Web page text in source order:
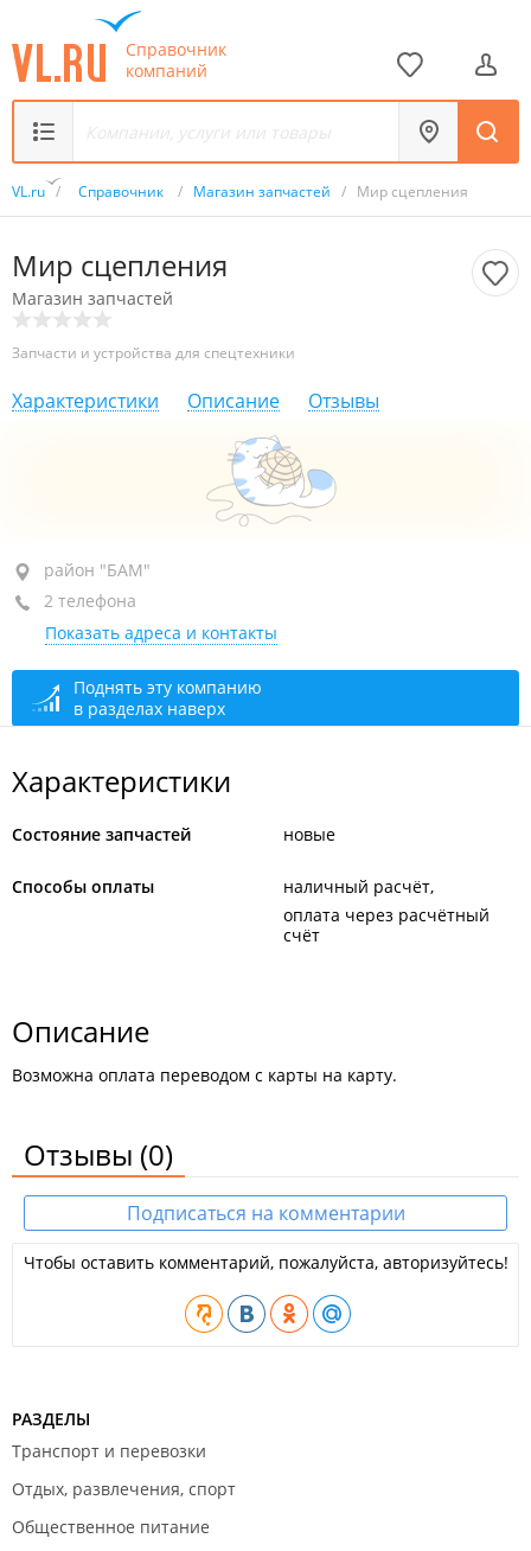
Справочник
компаний
VL.ru / Справочник / Магазин запчастей / Мир сцепления
Мир сцепления
Магазин запчастей
Запчасти и устройства для спецтехники
Характеристики Описание Отзывы
район "БАМ", ул. Днепровская, 29
+7 (423) 250-04-27
+7 (423) 258-98-88
открыто: 09:00–18:00
район "БАМ"
2 телефона
Показать адреса и контакты
Поднять эту компанию
в разделах наверх
Характеристики
Состояние запчастей новые
Способы оплаты
наличный расчёт
оплата через расчётный
счёт
Описание
Возможна оплата переводом с карты на карту.
Отзывы (0)
Подписаться на комментарии
Чтобы оставить комментарий, пожалуйста, авторизуйтесь!
РАЗДЕЛЫ
Транспорт и перевозки
Отдых, развлечения, спорт
Общественное питание